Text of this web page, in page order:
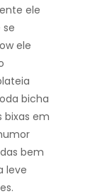
ele
ele
bicha
bixas em
bem
leve